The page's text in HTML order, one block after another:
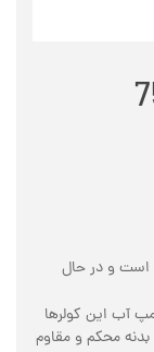
است و در حال
آب این کولرها
محکم و مقاوم